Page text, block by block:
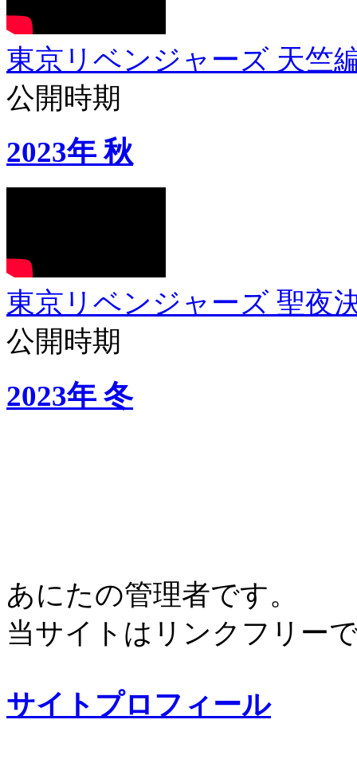
東京リベンジャーズ 天竺
公開時期
2023年 秋
東京リベンジャーズ 聖夜
公開時期
2023年 冬
あにたの管理者です。
当サイトはリンクフリー
サイトプロフィール